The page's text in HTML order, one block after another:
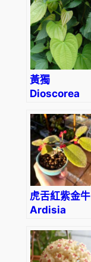
黃獨
Dioscorea
虎舌紅紫金牛
Ardisia
hance